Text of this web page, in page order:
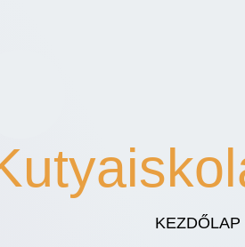
KEZDŐLAP